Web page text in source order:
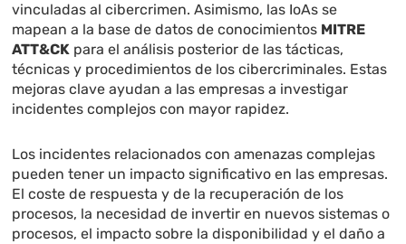
vinculadas al cibercrimen. Asimismo, las IoAs se
mapean a la base de datos de conocimientos MITRE
ATT&CK para el análisis posterior de las tácticas,
técnicas y procedimientos de los cibercriminales. Estas
mejoras clave ayudan a las empresas a investigar
incidentes complejos con mayor rapidez.
Los incidentes relacionados con amenazas complejas
pueden tener un impacto significativo en las empresas.
El coste de respuesta y de la recuperación de los
procesos, la necesidad de invertir en nuevos sistemas o
procesos, el impacto sobre la disponibilidad y el daño a